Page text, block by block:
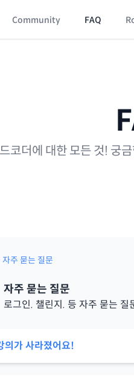
Community FAQ
코더에 대한 모든 것! 궁
자주 묻는 질문
자주 묻는 질문
로그인. 챌린지. 등 자주 묻는 질
의가 사라졌어요!